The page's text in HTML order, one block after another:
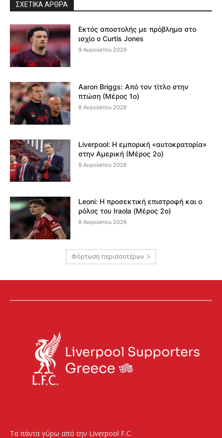
ΣΧΕΤΙΚΆ ΆΡΘΡΑ
Εκτός αποστολής με πρόβλημα στο
ισχίο ο Curtis Jones
9 Αυγούστου 2026
Aaron Briggs: Από τον τίτλο στην
πτώση (Μέρος 1ο)
9 Αυγούστου 2026
Liverpool: Η εμπορική «αυτοκρατορία»
στην Αμερική (Μέρος 2ο)
9 Αυγούστου 2026
Leoni: Η προσεκτική επιστροφή και ο
ρόλος του Iraola (Μέρος 2ο)
9 Αυγούστου 2026
Φόρτωση περισσοτέρων
Τα πάντα γύρω από την Liverpool F.C.